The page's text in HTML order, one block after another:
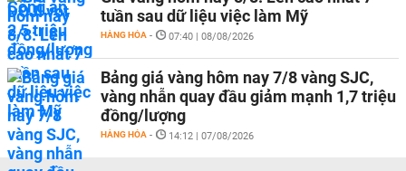
tuần sau dữ liệu việc làm Mỹ
HÀNG HÓA - 07:40 | 08/08/2026
Bảng giá vàng hôm nay 7/8 vàng SJC,
vàng nhẫn quay đầu giảm mạnh 1,7 triệu
đồng/lượng
HÀNG HÓA - 14:12 | 07/08/2026